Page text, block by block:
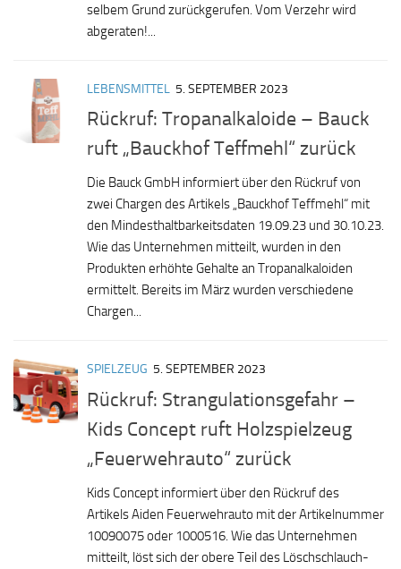
selbem Grund zurückgerufen. Vom Verzehr wird
abgeraten!...
LEBENSMITTEL 5. SEPTEMBER 2023
Rückruf: Tropanalkaloide – Bauck
ruft „Bauckhof Teffmehl“ zurück
Die Bauck GmbH informiert über den Rückruf von
zwei Chargen des Artikels „Bauckhof Teffmehl“ mit
den Mindesthaltbarkeitsdaten 19.09.23 und 30.10.23.
Wie das Unternehmen mitteilt, wurden in den
Produkten erhöhte Gehalte an Tropanalkaloiden
ermittelt. Bereits im März wurden verschiedene
Chargen...
SPIELZEUG 5. SEPTEMBER 2023
Rückruf: Strangulationsgefahr –
Kids Concept ruft Holzspielzeug
„Feuerwehrauto“ zurück
Kids Concept informiert über den Rückruf des
Artikels Aiden Feuerwehrauto mit der Artikelnummer
10090075 oder 1000516. Wie das Unternehmen
mitteilt, löst sich der obere Teil des Löschschlauch-